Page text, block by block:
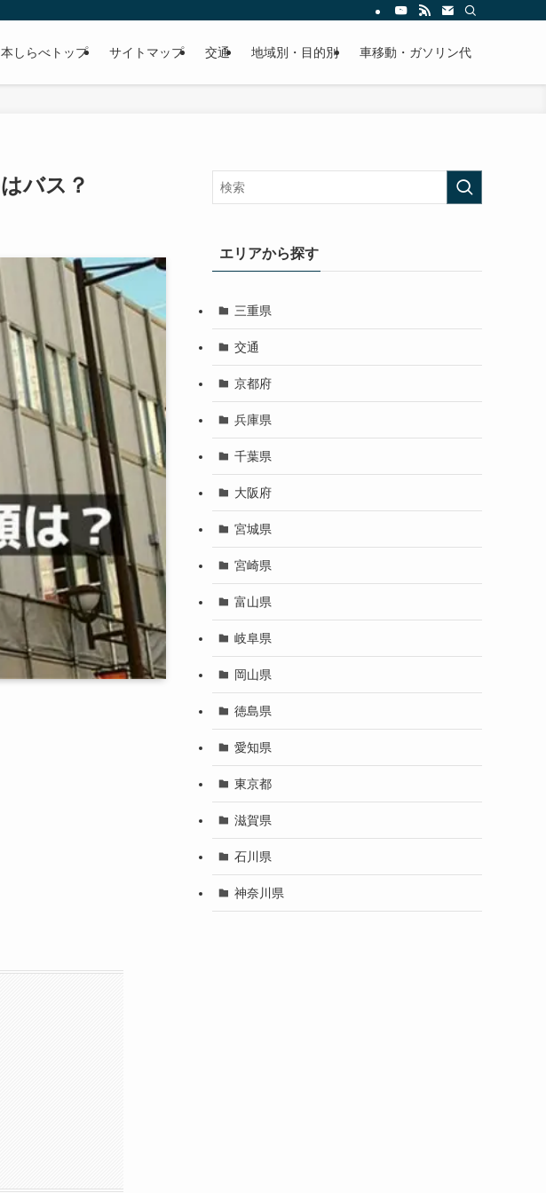
本しらべトップ サイトマップ 交通 地域別・目的別 車移動・ガソリン代
バス？
エリアから探す
三重県
交通
京都府
兵庫県
千葉県
大阪府
宮城県
宮崎県
富山県
岐阜県
岡山県
徳島県
愛知県
東京都
滋賀県
石川県
神奈川県